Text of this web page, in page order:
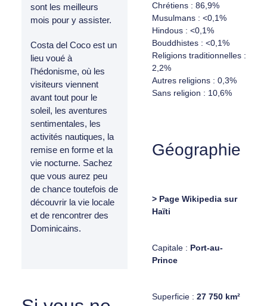
sont les meilleurs
mois pour y assister.
Costa del Coco est un
lieu voué à
l'hédonisme, où les
visiteurs viennent
avant tout pour le
soleil, les aventures
sentimentales, les
activités nautiques, la
remise en forme et la
vie nocturne. Sachez
que vous aurez peu
de chance toutefois de
découvrir la vie locale
et de rencontrer des
Dominicains.
Chrétiens : 86,9%
Musulmans : <0,1%
Hindous : <0,1%
Bouddhistes : <0,1%
Religions traditionnelles :
2,2%
Autres religions : 0,3%
Sans religion : 10,6%
Géographie
> Page Wikipedia sur
Haïti
Capitale : Port-au-
Prince
Superficie : 27 750 km²